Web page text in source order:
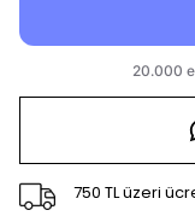
750 TL üzeri